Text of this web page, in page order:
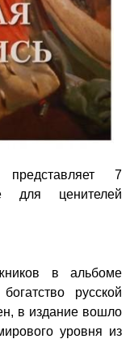
7
для ценителей
в альбоме
русской
в издание вошло
уровня из